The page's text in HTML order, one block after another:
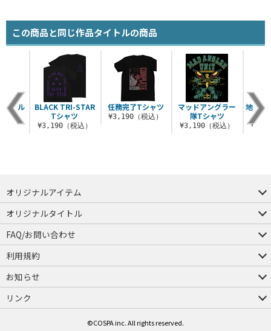
この商品と同じ作品タイトルの商品
任務完了Tシャツ
¥3,190（税込）
マッドアングラー
隊Tシャツ
¥3,190（税込）
地球連
モビル
ャツ
込）
BLACK TRI-STAR
Tシャツ
¥3,190（税込）
オリジナルアイテム
つままれ
つかまれ
ピョコッテ
オリジナルタイトル
アイテムヤ
ミスカトニック大學購買部
FAQ/お問い合わせ
FAQ
お問い合わせ
利用規約
会員規約・ポイント規約
特定商取引法に関する表示
プライバシーポリシー
お知らせ
店舗情報
採用情報
発売日変更のお知らせ
販売代理店・取扱店募集
海外のご案内（English）
リンク
©COSPA inc. All rights reserved.